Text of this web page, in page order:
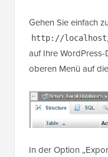
Gehen Sie einfach zu
http://localhost/
auf Ihre
oberen Menü auf
In der Option